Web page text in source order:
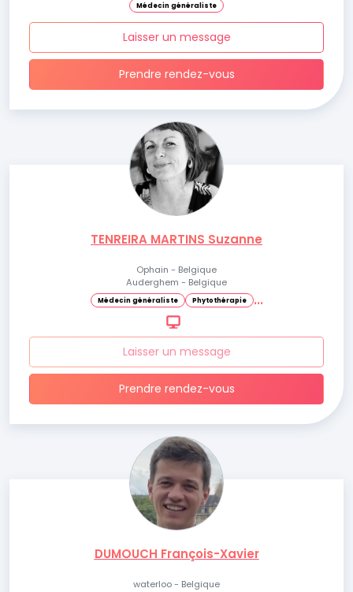
Médecin généraliste
Laisser un message
Prendre rendez-vous
TENREIRA MARTINS Suzanne
Ophain - Belgique
Auderghem - Belgique
Médecin généraliste Phytothérapie ...
Laisser un message
Prendre rendez-vous
DUMOUCH François-Xavier
waterloo - Belgique